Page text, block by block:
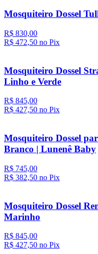
Mosquiteiro Dossel
R$ 830,00
R$ 472,50 no Pix
Mosquiteiro Dossel
Linho e Verde
R$ 845,00
R$ 427,50 no Pix
Mosquiteiro Dossel
Branco | Lunenê Baby
R$ 745,00
R$ 382,50 no Pix
Mosquiteiro Dossel
Marinho
R$ 845,00
R$ 427,50 no Pix